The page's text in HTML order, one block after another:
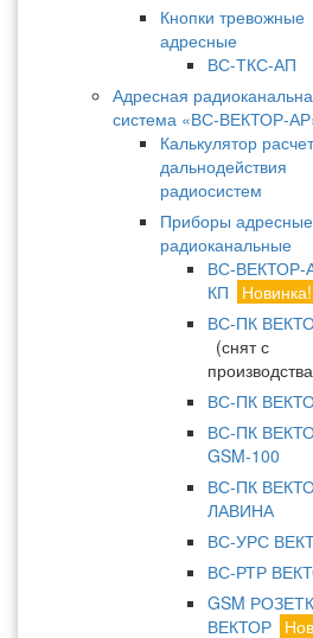
Кнопки тревожные
адресные
ВС-ТКС-АП
Адресная
система «ВС-ВЕКТОР-
Калькулятор
дальнодействия
радиосистем
Приборы адресные
радиоканальные
ВС-ВЕКТОР-
КП
Новинка!
ВС-ПК
(снят с
ВС-ПК
ВС-ПК
GSM-100
ВС-ПК
ЛАВИНА
ВС-УРС
ВС-РТР
GSM
ВЕКТОР